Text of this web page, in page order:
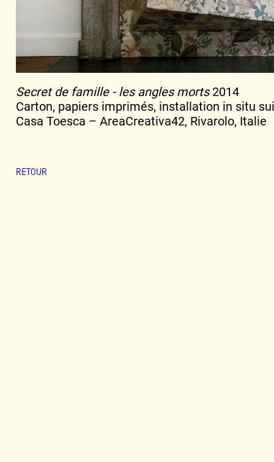
Secret de famille - les angles morts2014
Carton, papiers imprimés, installation in situ
Casa Toesca – AreaCreativa42, Rivarolo, Italie
RETOUR